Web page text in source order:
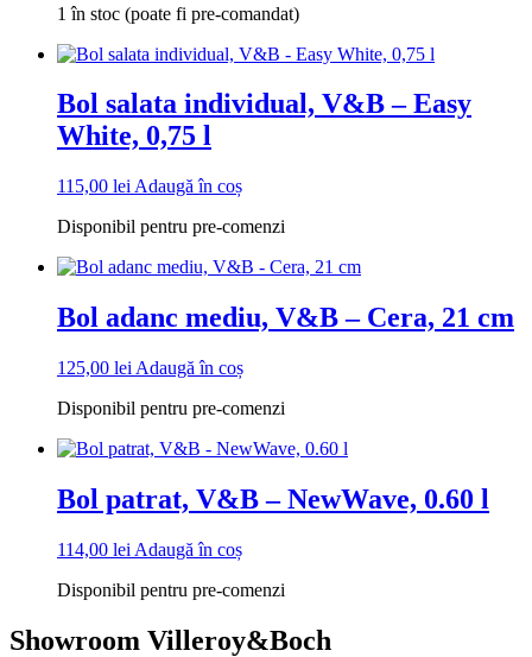
1 în stoc (poate fi pre-comandat)
Bol salata individual, V&B – Easy
White, 0,75 l
115,00 lei Adaugă în coș
Disponibil pentru pre-comenzi
Bol adanc mediu, V&B – Cera, 21 cm
125,00 lei Adaugă în coș
Disponibil pentru pre-comenzi
Bol patrat, V&B – NewWave, 0.60 l
114,00 lei Adaugă în coș
Disponibil pentru pre-comenzi
Showroom Villeroy&Boch